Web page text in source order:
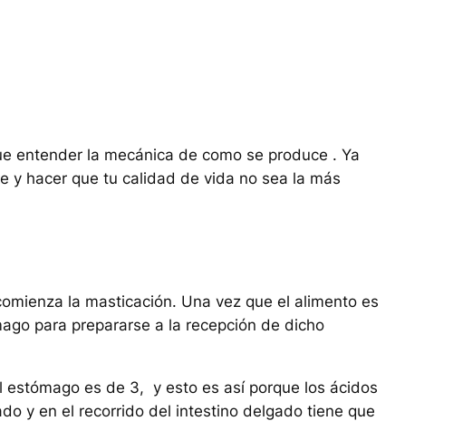
entender la mecánica de como se produce . Ya
y hacer que tu calidad de vida no sea la más
la masticación. Una vez que el alimento es
para prepararse a la recepción de dicho
es de 3, y esto es así porque los ácidos
y en el recorrido del intestino delgado tiene que